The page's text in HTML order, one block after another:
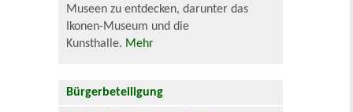
Museen zu entdecken, darunter das
Ikonen-Museum und die
Kunsthalle. Mehr
Bürgerbeteiligung